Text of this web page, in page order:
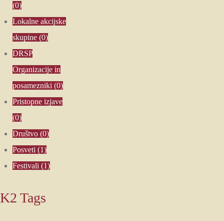
(0)
Lokalne akcijske
skupine (0)
DRSP
Organizacije in
posamezniki (0)
Pristopne izjave
(0)
Društvo (0)
Posveti (1)
Festivali (1)
K2 Tags